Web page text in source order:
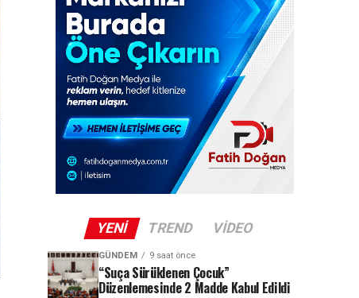
YENI TREND VIDEO
GÜNDEM 9 saat önce
“Suça Sürüklenen Çocuk”
Düzenlemesinde 2 Madde Kabul Edildi